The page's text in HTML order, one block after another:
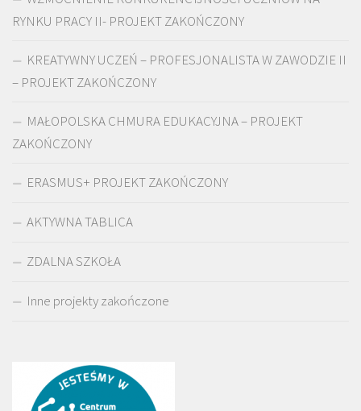
RYNKU PRACY II- PROJEKT ZAKOŃCZONY
KREATYWNY UCZEŃ – PROFESJONALISTA W ZAWODZIE II
– PROJEKT ZAKOŃCZONY
MAŁOPOLSKA CHMURA EDUKACYJNA – PROJEKT
ZAKOŃCZONY
ERASMUS+ PROJEKT ZAKOŃCZONY
AKTYWNA TABLICA
ZDALNA SZKOŁA
Inne projekty zakończone